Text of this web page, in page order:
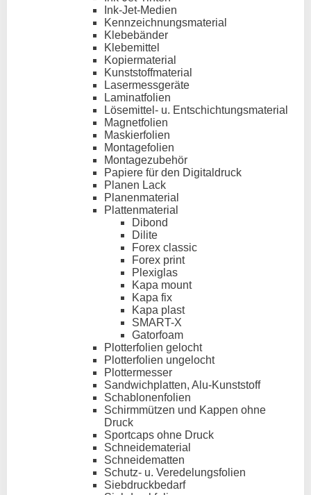
Ink-Jet-Medien
Kennzeichnungsmaterial
Klebebänder
Klebemittel
Kopiermaterial
Kunststoffmaterial
Lasermessgeräte
Laminatfolien
Lösemittel- u. Entschichtungsmaterial
Magnetfolien
Maskierfolien
Montagefolien
Montagezubehör
Papiere für den Digitaldruck
Planen Lack
Planenmaterial
Plattenmaterial
Dibond
Dilite
Forex classic
Forex print
Plexiglas
Kapa mount
Kapa fix
Kapa plast
SMART-X
Gatorfoam
Plotterfolien gelocht
Plotterfolien ungelocht
Plottermesser
Sandwichplatten, Alu-Kunststoff
Schablonenfolien
Schirmmützen und Kappen ohne
Druck
Sportcaps ohne Druck
Schneidematerial
Schneidematten
Schutz- u. Veredelungsfolien
Siebdruckbedarf